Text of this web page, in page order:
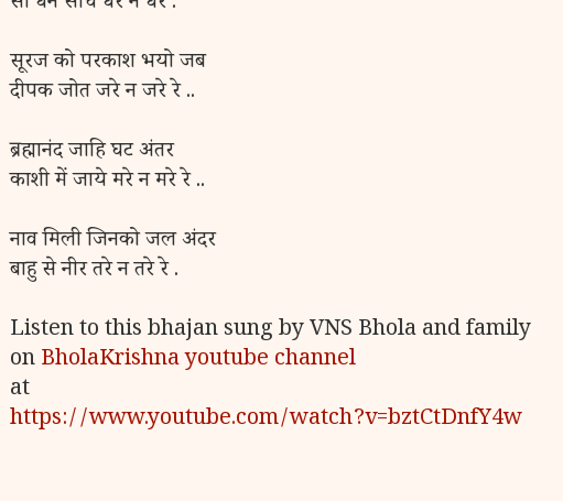
सूरज को परकाश भयो जब
दीपक जोत जरे न जरे रे ..
ब्रह्मानंद जाहि घट अंतर
काशी में जाये मरे न मरे रे ..
नाव मिली जिनको जल अंदर
बाहु से नीर तरे न तरे रे .
Listen to this bhajan sung by VNS Bhola and family
on BholaKrishna youtube channel
at
https://www.youtube.com/watch?v=bztCtDnfY4w